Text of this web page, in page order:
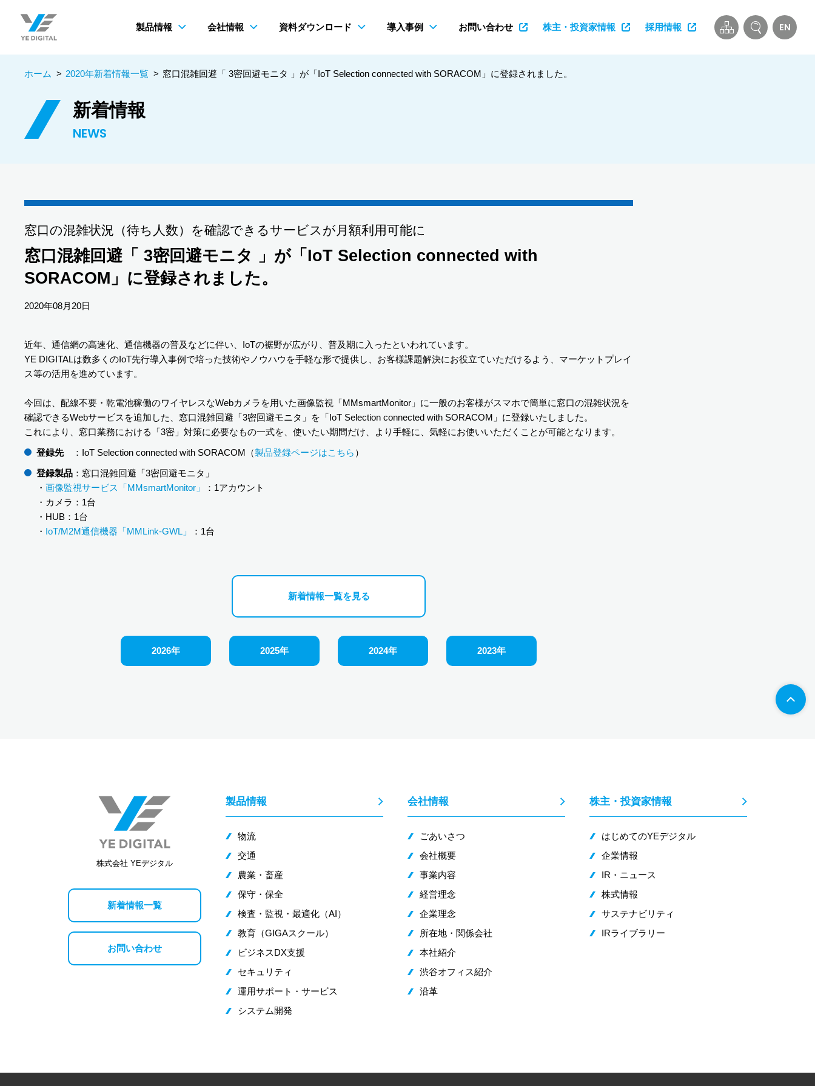
製品情報 会社情報 資料ダウンロード 導入事例 お問い合わせ 株主・投資家情報 採用情報 EN
ホーム > 2020年新着情報一覧 > 窓口混雑回避「 3密回避モニタ 」が「IoT Selection connected with SORACOM」に登録されました。
新着情報
NEWS
窓口の混雑状況（待ち人数）を確認できるサービスが月額利用可能に
窓口混雑回避「 3密回避モニタ 」が「IoT Selection connected with
SORACOM」に登録されました。
2020年08月20日
近年、通信網の高速化、通信機器の普及などに伴い、IoTの裾野が広がり、普及期に入ったといわれています。
YE DIGITALは数多くのIoT先行導入事例で培った技術やノウハウを手軽な形で提供し、お客様課題解決にお役立ていただけるよう、マーケットプレイ
ス等の活用を進めています。
今回は、配線不要・乾電池稼働のワイヤレスなWebカメラを用いた画像監視「MMsmartMonitor」に一般のお客様がスマホで簡単に窓口の混雑状況を
確認できるWebサービスを追加した、窓口混雑回避「3密回避モニタ」を「IoT Selection connected with SORACOM」に登録いたしました。
これにより、窓口業務における「3密」対策に必要なもの一式を、使いたい期間だけ、より手軽に、気軽にお使いいただくことが可能となります。
登録先：IoT Selection connected with SORACOM（製品登録ページはこちら ）
登録製品 ：窓口混雑回避「3密回避モニタ」
・ 画像監視サービス「MMsmartMonitor」
：1アカウント
・カメラ：1台
・HUB：1台
・
IoT/M2M通信機器「MMLink-GWL」 ：1台
新着情報一覧を見る
2026年 2025年 2024年 2023年
株式会社 YEデジタル
新着情報一覧
お問い合わせ
製品情報
物流
交通
農業・畜産
保守・保全
検査・監視・最適化（AI）
教育（GIGAスクール）
ビジネスDX支援
セキュリティ
運用サポート・サービス
システム開発
会社情報
ごあいさつ
会社概要
事業内容
経営理念
企業理念
所在地・関係会社
本社紹介
渋谷オフィス紹介
沿革
株主・投資家情報
はじめてのYEデジタル
企業情報
IR・ニュース
株式情報
サステナビリティ
IRライブラリー